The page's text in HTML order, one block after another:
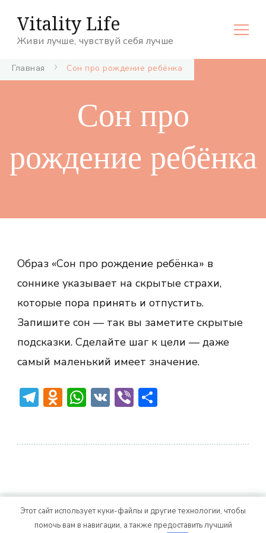
Vitality Life
Живи лучше, чувствуй себя лучше
Главная Сон про рождение ребёнка
Сон про
рождение ребёнка
Образ «Сон про рождение ребёнка» в
соннике указывает на скрытые страхи,
которые пора принять и отпустить.
Запишите сон — так вы заметите скрытые
подсказки. Сделайте шаг к цели — даже
самый маленький имеет значение.
Telegram
Odnoklassniki
WhatsApp
VKViber
© Авторское право 2026 Vitality Life. Все права
Этот сайт использует куки-файлы и другие технологии, чтобы
помочь вам в навигации, а также предоставить лучший